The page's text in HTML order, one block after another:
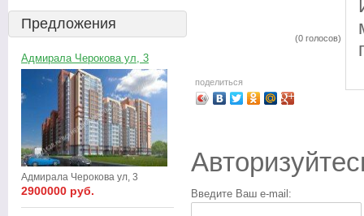
Предложения
Адмирала Черокова ул, 3
Адмирала Черокова ул, 3
2900000 руб.
(0 голосов)
поделиться
Введите Ваш e-mail: